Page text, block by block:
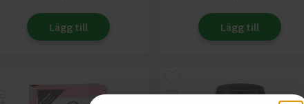
Lägg till Lägg till